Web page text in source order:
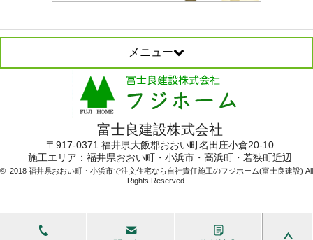
メニュー
富士良建設株式会社
〒917-0371 福井県大飯郡おおい町名田庄小倉20-10
施工エリア： 福井県おおい町・小浜市・高浜町・若狭町近辺
© 2018 福井県おおい町・小浜市で注文住宅なら自社責任施工のフジホーム(富士良建設) All
Rights Reserved.